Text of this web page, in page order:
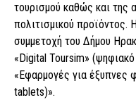
τουρισμού καθώς και της
πολιτισμικού προϊόντος.
συμμετοχή του Δήμου
«Digital Toursim»
«Εφαρμογές για έξυπνες
tablets)».